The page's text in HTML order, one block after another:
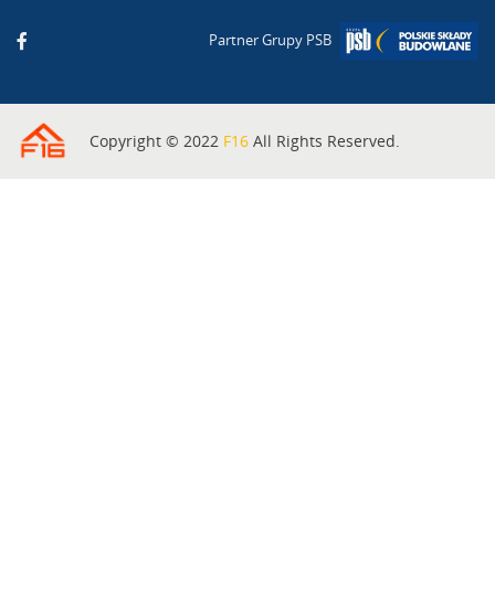
Partner Grupy PSB
Copyright © 2022 F16 All Rights Reserved.